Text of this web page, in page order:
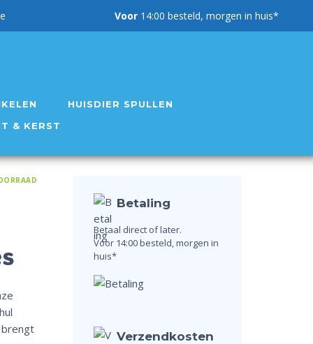
garantie Voor 14:00 besteld, morgen in huis*
HUISDIER SPULLEN
& KERST
Betaling
Betaal direct of later.
Voor 14:00 besteld, morgen in
huis*
Verzendkosten